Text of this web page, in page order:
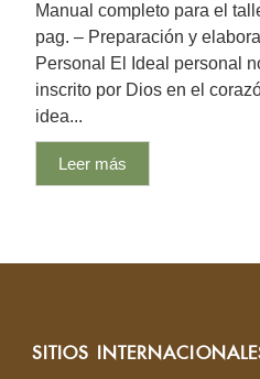
Manual completo para el
pag. – Preparación y
Personal El Ideal personal
inscrito por Dios en el
idea...
Leer más
SITIOS